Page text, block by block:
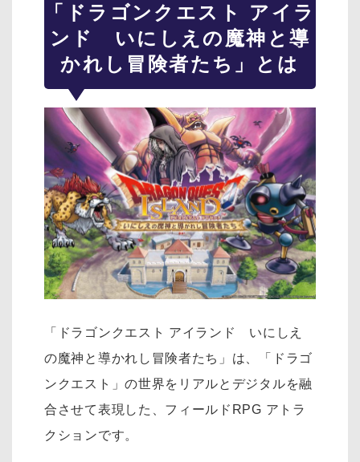
「ドラゴンクエスト アイラ
ンド いにしえの魔神と導
かれし冒険者たち」とは
「ドラゴンクエスト アイランド いにしえ
の魔神と導かれし冒険者たち」は、「ドラゴ
ンクエスト」の世界をリアルとデジタルを融
合させて表現した、フィールドRPG アトラ
クションです。